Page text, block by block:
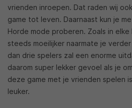
vrienden inroepen. Dat raden wij
game tot leven. Daarnaast kun je
Horde mode proberen. Zoals in
steeds moeilijker naarmate je
dan drie spelers zal een enorme
daarom super lekker gevoel als je
deze game met je vrienden spelen
leuker.